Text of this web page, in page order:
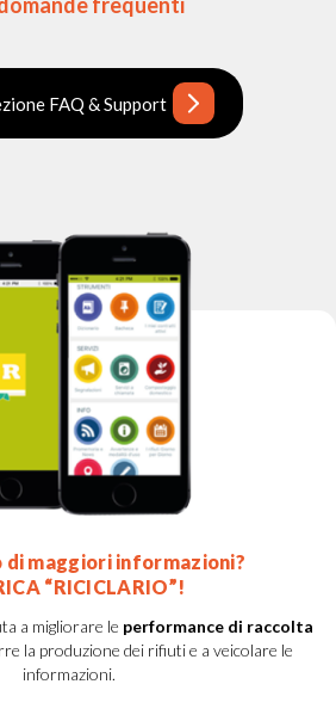
FAQ & Support
di maggiori informazioni?
“RICICLARIO”!
a migliorare le performance di raccolta
la produzione dei rifiuti e a veicolare le
informazioni.